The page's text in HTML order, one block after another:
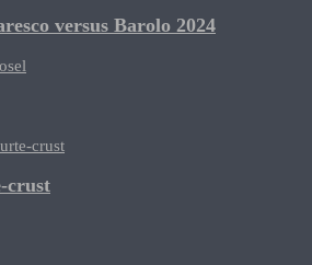
versus Barolo 2024
crust